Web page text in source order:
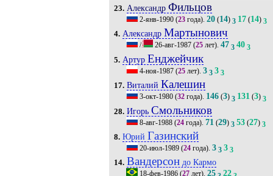
23. Александр Фильцов
2-янв-1990(23года). 20(14) 3 17(14) 3
4. Александр Мартынович
/ 26-авг-1987(25лет). 47 3 40 3
5. Артур Енджейчик
4-ноя-1987(25лет). 3 3 3 3
17. Виталий Калешин
3-окт-1980(32года). 146(3) 3 131(3) 3
28. Игорь Смольников
8-авг-1988(24года). 71 (29) 3 53(27) 3
8. Юрий Газинский
20-июл-1989(24года). 3 3 3 3
14. Вандерсондо Кармо
18-фев-1986(27лет). 25 22